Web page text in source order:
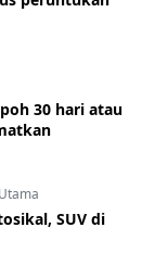
30 hari atau
Utama
SUV di